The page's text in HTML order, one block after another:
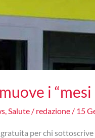
i
,Salute / redazione / 15
per chi